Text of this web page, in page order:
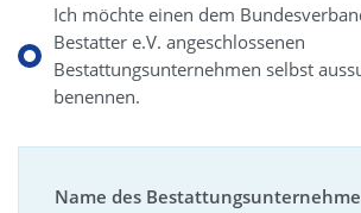
Ich möchte einen dem
Bestatter e.V. angeschlossenen
Bestattungsunternehmen selbst
benennen.
Name des